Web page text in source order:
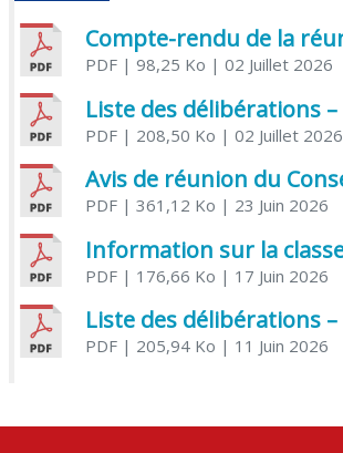
PDF| 98,25 Ko | 02 Juillet 2026
PDF| 208,50 Ko | 02 Juillet 2026
PDF| 361,12 Ko | 23 Juin 2026
PDF| 176,66 Ko | 17 Juin 2026
PDF| 205,94 Ko | 11 Juin 2026